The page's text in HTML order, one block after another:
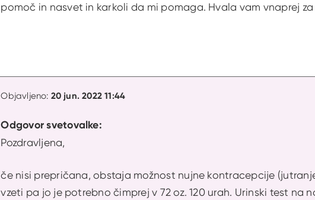
pomoč in nasvet in karkoli da mi pomaga. Hvala vam vnaprej
Objavljeno: 20 jun. 2022 11:44
Odgovor svetovalke:
Pozdravljena,
če nisi prepričana, obstaja možnost nujne kontracepcije
vzeti pa jo je potrebno čimprej v 72 oz. 120 urah. Urinski test na